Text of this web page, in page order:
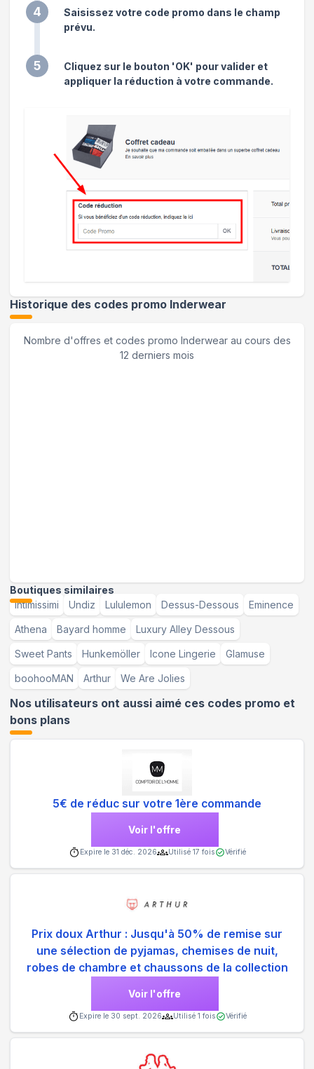
4
Saisissez votre code promo dans le champ
prévu.
5
Cliquez sur le bouton 'OK' pour valider et
appliquer la réduction à votre commande.
Historique des codes promo Inderwear
Nombre d'offres et codes promo Inderwearau cours des
12 derniers mois
Boutiques similaires
Intimissimi
Undiz Lululemon Dessus-Dessous Eminence
Athena Bayard homme Luxury Alley Dessous
Sweet Pants Hunkemöller Icone Lingerie Glamuse
boohooMAN Arthur We Are Jolies
Nos utilisateurs ont aussi aimé ces codes promo et
bons plans
5€ de réduc sur votre 1ère commande
Voir l'offre
Expire le 31 déc. 2026 Utilisé 17 fois Vérifié
Prix doux Arthur : Jusqu'à 50% de remise sur
une sélection de pyjamas, chemises de nuit,
robes de chambre et chaussons de la collection
Voir l'offre
Expire le 30 sept. 2026 Utilisé 1 fois Vérifié